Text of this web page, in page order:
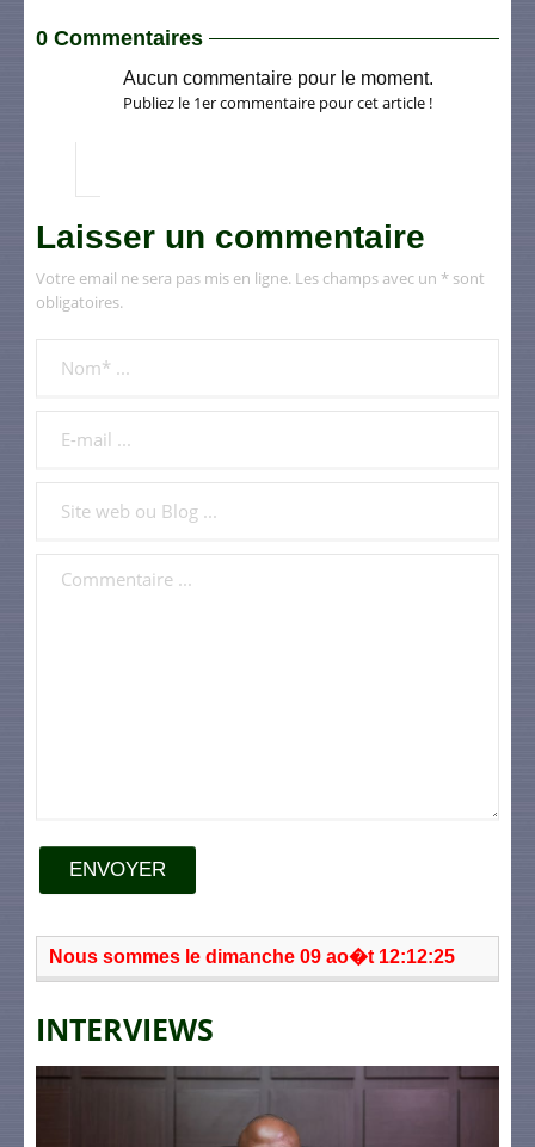
0 Commentaires
Aucun commentaire pour le moment.
Publiez le 1er commentaire pour cet article !
Laisser un commentaire
Votre email ne sera pas mis en ligne. Les champs avec un * sont
obligatoires.
ENVOYER
Nous sommes le dimanche 09 ao�t 12:12:25
INTERVIEWS